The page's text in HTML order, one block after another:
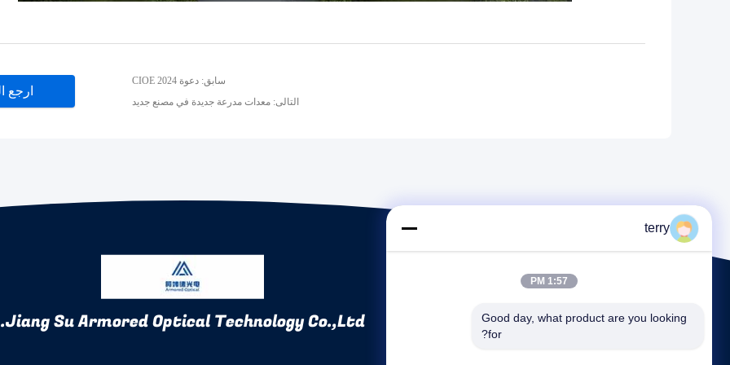
سابق: دعوة CIOE 2024
التالى: معدات مدرعة جديدة في مصنع جديد
ارجع
Jiang Su Armored Optical Technology Co.,Ltd.
terry
1:57 PM
Good day, what product are you looking
for?